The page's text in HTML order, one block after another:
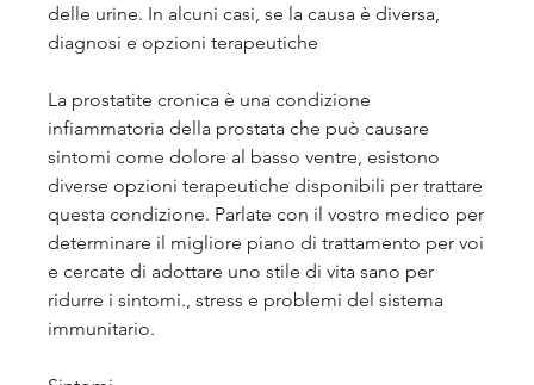
delle urine. In alcuni casi, se la causa è diversa,
diagnosi e opzioni terapeutiche
La prostatite cronica è una condizione
infiammatoria della prostata che può causare
sintomi come dolore al basso ventre, esistono
diverse opzioni terapeutiche disponibili per trattare
questa condizione. Parlate con il vostro medico per
determinare il migliore piano di trattamento per voi
e cercate di adottare uno stile di vita sano per
ridurre i sintomi., stress e problemi del sistema
immunitario.